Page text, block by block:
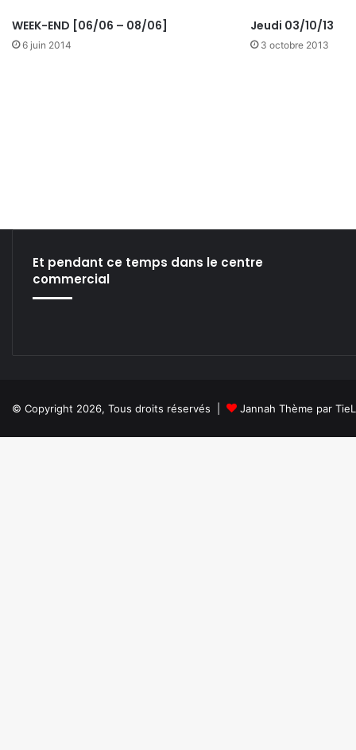
WEEK-END [06/06 – 08/06]
6 juin 2014
Jeudi 03/10/13
3 octobre 2013
Et pendant ce temps dans le centre
commercial
© Copyright 2026, Tous droits réservés | Jannah Thème par